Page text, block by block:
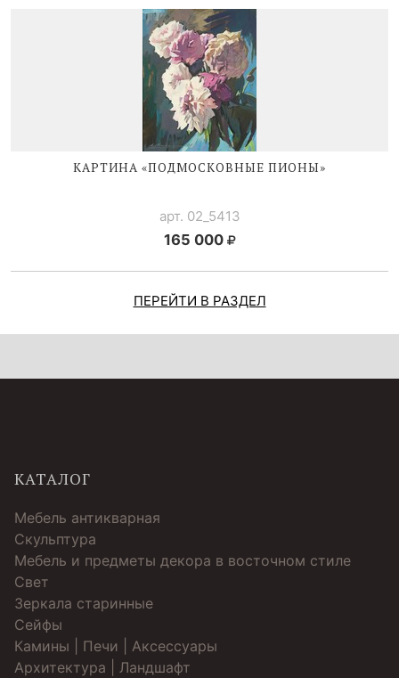
КАРТИНА «ПОДМОСКОВНЫЕ ПИОНЫ»
арт. 02_5413
165 000
ПЕРЕЙТИ В РАЗДЕЛ
КАТАЛОГ
Мебель антикварная
Скульптура
Мебель и предметы декора в восточном стиле
Свет
Зеркала старинные
Cейфы
Камины | Печи | Аксессуары
Архитектура | Ландшафт